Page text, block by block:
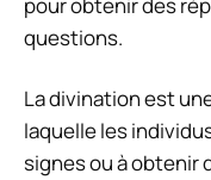
La divination est
laquelle les
signes ou à obtenir